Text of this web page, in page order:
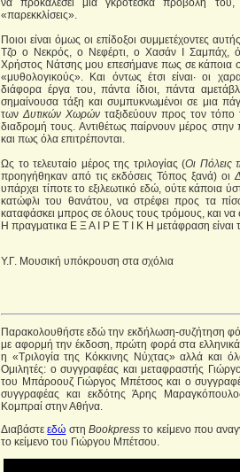
να προκαλέσει μια γκροτέσκα προβολή του,
«παρεκκλίσεις».
Ποιοι είναι όμως οι επίδοξοι συμμετέχοντες
Τζο ο Νεκρός, ο Νεφέρτι, ο Χασάν Ι Σαμπάχ,
Χρήστος Νάτσης μου επεσήμανε πως σε κάποια
«μυθολογικούς». Και όντως έτσι είναι∙ οι
διάφορα έργα του, πάντα ίδιοι, πάντα
σημαίνουσα τάξη και συμπυκνωμένοι σε μια
τωνΔυτικών Χωρών ταξιδεύουν προς τον
διαδρομή τους. Αντιθέτως παίρνουν μέρος στην
και πως όλα επιτρέπονται.
Ως το τελευταίο μέρος της τριλογίας (Οι Πόλεις
προηγήθηκαν από τις εκδόσεις Τόπος ξανά) οι
υπάρχει τίποτε το εξιλεωτικό εδώ, ούτε
κατώφλι του θανάτου, να στρέφει προς τα
καταφάσκει μπρος σε όλους τους τρόμους, και να
Η πραγματικα Ε Ξ Α Ι Ρ Ε Τ Ι Κ Η μετάφραση
Υ.Γ. Μουσική υπόκρουση στα σχόλια
Παρακολουθήστε εδώ την εκδήλωση-συζήτηση
με αφορμή την έκδοση, πρώτη φορά στα
η «Τριλογία της Κόκκινης Νύχτας» αλλά και
Ομιλητές: ο συγγραφέας και μεταφραστής
του Μπάροουζ Γιώργος Μπέτσος και ο
συγγραφέας και εκδότης Άρης
Κομπραί στην Αθήνα.
Διαβάστεεδώ στηBookpress το κείμενο που
το κείμενο του Γιώργου Μπέτσου.